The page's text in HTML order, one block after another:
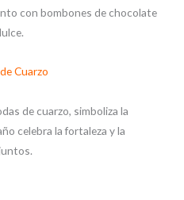
con bombones de chocolate
Cuarzo
de cuarzo, simboliza la
celebra la fortaleza y la